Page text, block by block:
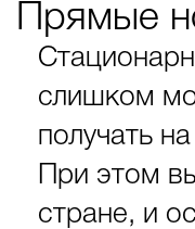
Прямые
слишком
получать
При этом
стране, и